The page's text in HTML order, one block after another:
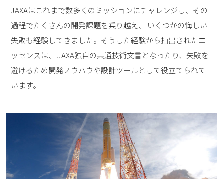
JAXAはこれまで数多くのミッションにチャレンジし、その
過程でたくさんの開発課題を乗り越え、
いくつかの悔しい
失敗も経験してきました。そうした経験から抽出されたエ
ッセンスは、
JAXA独自の共通技術文書となったり、失敗を
避けるため開発ノウハウや設計ツールとして役立てられて
います。